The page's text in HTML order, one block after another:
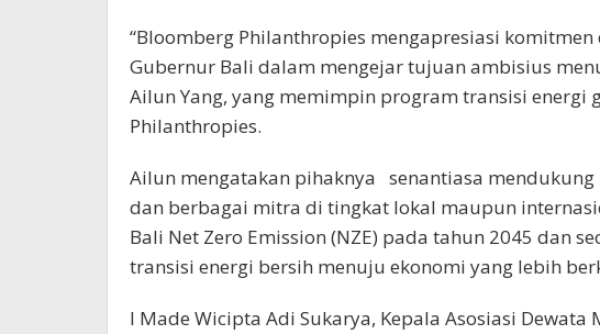
“Bloomberg Philanthropies mengapresiasi
Gubernur Bali dalam mengejar tujuan ambisius
Ailun Yang, yang memimpin program transisi energi
Philanthropies.
Ailun mengatakan pihaknya senantiasa mendukung
dan berbagai mitra di tingkat lokal maupun
Bali Net Zero Emission (NZE) pada tahun 2045 dan
transisi energi bersih menuju ekonomi yang lebih
I Made Wicipta Adi Sukarya, Kepala Asosiasi